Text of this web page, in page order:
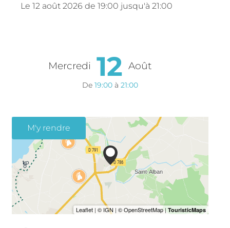
Le 12 août 2026 de 19:00 jusqu'à 21:00
Mercredi 12 Août
De 19:00 à 21:00
M'y rendre